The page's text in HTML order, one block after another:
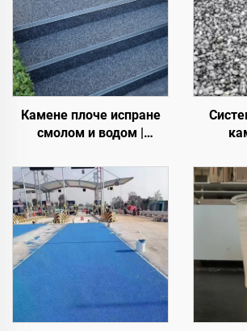
Камене плоче испране
смолом и водом |
кристални камен,
камени тепих за
комерцијалне и
стамбене објекте